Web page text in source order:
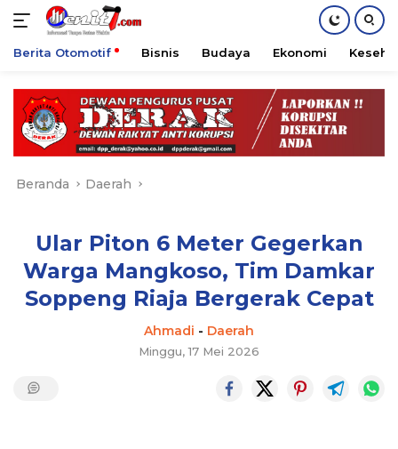
konten
Berita Otomotif Bisnis Budaya Ekonomi
Beranda Daerah
Ular Piton 6 Meter Gegerkan
Warga Mangkoso, Tim Damkar
Soppeng Riaja Bergerak Cepat
Ahmadi - Daerah
Minggu, 17 Mei 2026